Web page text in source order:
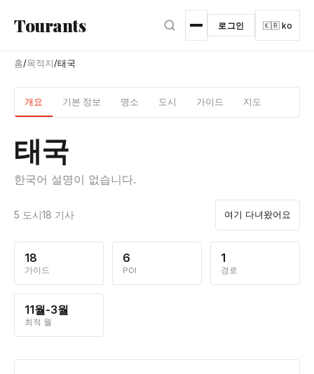
Tourants 로그인 🇰🇷 ko
홈/목적지/태국
개요 기본 정보 명소 도시 가이드 지도
태국
한국어 설명이 없습니다.
5 도시18 기사 여기 다녀왔어요
18
가이드
6
POI
1
경로
11월-3월
최적 월